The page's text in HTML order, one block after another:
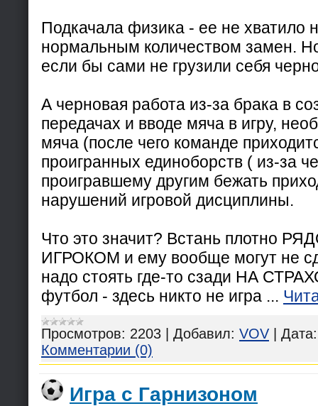
Подкачала физика - ее не хватило
нормальным количеством замен.
если бы сами не грузили себя
А черновая работа из-за брака в
передачах и вводе мяча в игру,
мяча (после чего команде
проигранных единоборств ( из-за
проигравшему другим бежать
нарушений игровой дисциплины.
Что это значит? Встань плотно
ИГРОКОМ и ему вообще могут не
надо стоять где-то сзади НА
футбол - здесь никто не игра ...
Просмотров: 2203 Добавил: VOV
Дата:
Комментарии (0)
Игра с Гарнизоном